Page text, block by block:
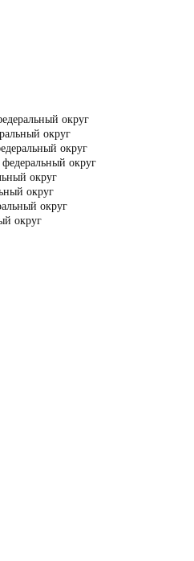
округ
округ
округ
округ
округ
округ
округ
округ